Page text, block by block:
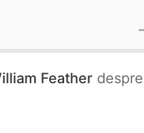
Feather despre